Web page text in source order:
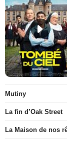
Mutiny
La fin d’Oak Street
La Maison de nos